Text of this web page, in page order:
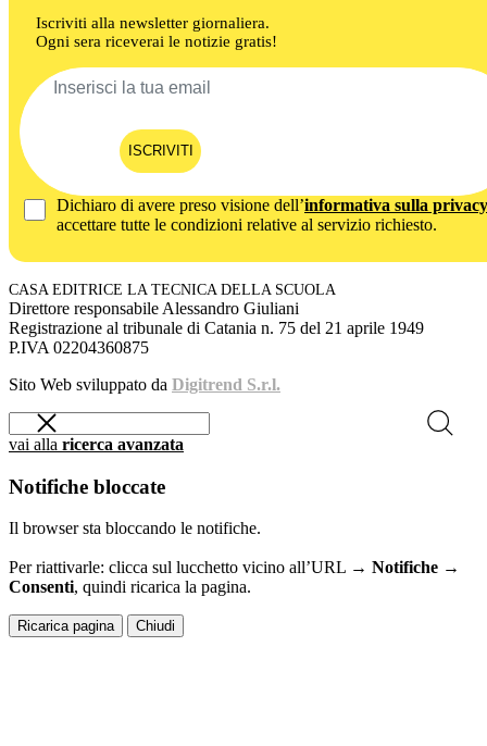
Iscriviti alla newsletter giornaliera.
Ogni sera riceverai le notizie gratis!
ISCRIVITI
Dichiaro di avere preso visione dell’informativa sulla privacy
accettare tutte le condizioni relative al servizio richiesto.
CASA EDITRICE LA TECNICA DELLA SCUOLA
Direttore responsabile Alessandro Giuliani
Registrazione al tribunale di Catania n. 75 del 21 aprile 1949
P.IVA 02204360875
Sito Web sviluppato da Digitrend S.r.l.
vai alla ricerca avanzata
Notifiche bloccate
Il browser sta bloccando le notifiche.
Per riattivarle: clicca sul lucchetto vicino all’URL → Notifiche →
Consenti, quindi ricarica la pagina.
Ricarica pagina Chiudi